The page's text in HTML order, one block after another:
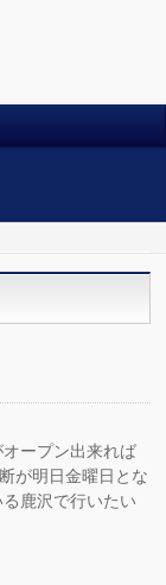
ープン出来れば
が明日金曜日とな
鹿沢で行いたい